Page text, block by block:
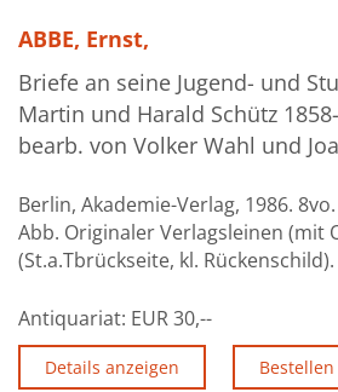
ABBE, Ernst,
Briefe an seine Jugend- und
Martin und Harald Schütz
bearb. von Volker Wahl und
Berlin, Akademie-Verlag, 1986. 8vo.
Abb. Originaler Verlagsleinen (mit
(St.a.Tbrückseite, kl. Rückenschild).
Antiquariat: EUR 30,--
Details anzeigen Bestellen